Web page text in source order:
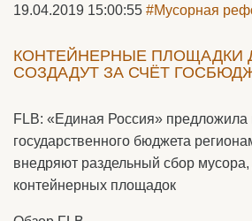
19.04.2019 15:00:55 #Мусорная
КОНТЕЙНЕРНЫЕ ПЛОЩАДКИ
СОЗДАДУТ ЗА СЧЁТ
FLB: «Единая Россия» предложила
государственного бюджета
внедряют раздельный сбор мусора,
контейнерных площадок